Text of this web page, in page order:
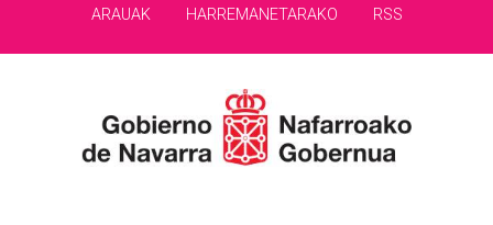
ARAUAK HARREMANETARAKO RSS